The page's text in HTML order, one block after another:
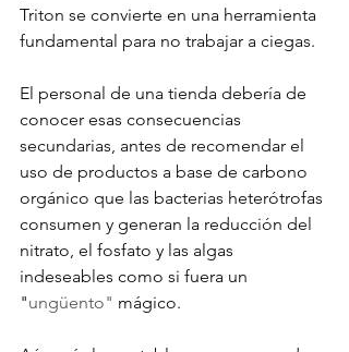
Triton se convierte en una herramienta
fundamental para no trabajar a ciegas.
El personal de una tienda debería de
conocer esas consecuencias
secundarias, antes de recomendar el
uso de productos a base de carbono
orgánico que las bacterias heterótrofas
consumen y generan la reducción del
nitrato, el fosfato y las algas
indeseables como si fuera un
"ungüento" mágico.